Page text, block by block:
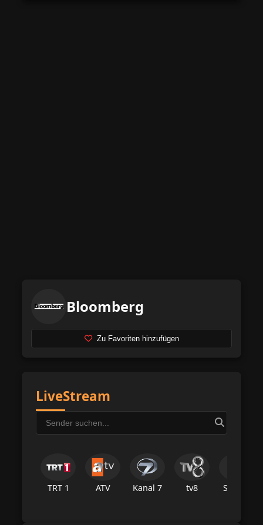
Bloomberg
Zu Favoriten hinzufügen
LiveStream
TRT 1 ATV Kanal 7 tv8 Star Tv